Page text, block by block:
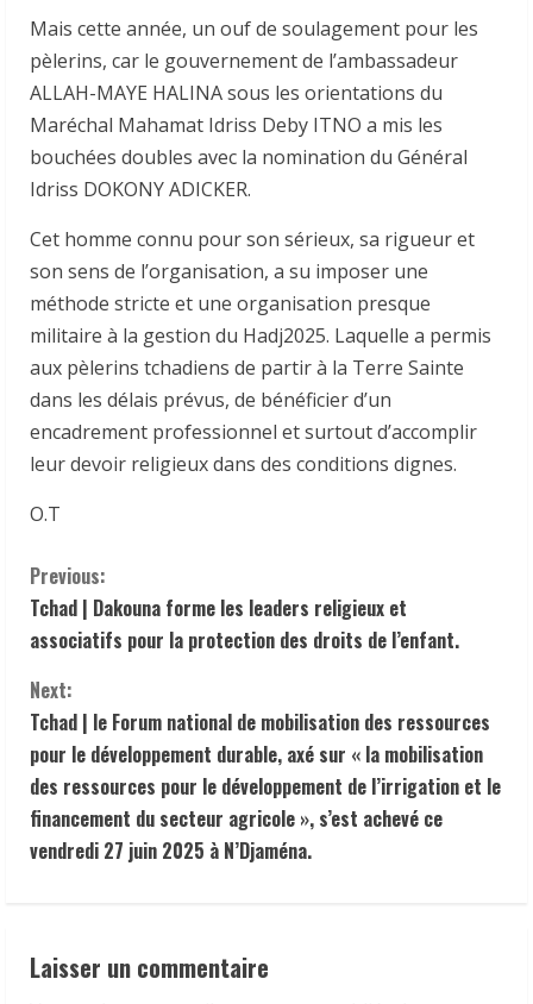
Mais cette année, un ouf de soulagement pour les
pèlerins, car le gouvernement de l’ambassadeur
ALLAH-MAYE HALINA sous les orientations du
Maréchal Mahamat Idriss Deby ITNO a mis les
bouchées doubles avec la nomination du Général
Idriss DOKONY ADICKER.
Cet homme connu pour son sérieux, sa rigueur et
son sens de l’organisation, a su imposer une
méthode stricte et une organisation presque
militaire à la gestion du Hadj2025. Laquelle a permis
aux pèlerins tchadiens de partir à la Terre Sainte
dans les délais prévus, de bénéficier d’un
encadrement professionnel et surtout d’accomplir
leur devoir religieux dans des conditions dignes.
O.T
C
o
n
t
i
n
R
Previous:
Tchad | Dakouna forme les leaders religieux et
associatifs pour la protection des droits de l’enfant.
Next:
Tchad | le Forum national de mobilisation des ressources
pour le développement durable, axé sur « la mobilisation
des ressources pour le développement de l’irrigation et le
financement du secteur agricole », s’est achevé ce
vendredi 27 juin 2025 à N’Djaména.
Laisser un commentaire